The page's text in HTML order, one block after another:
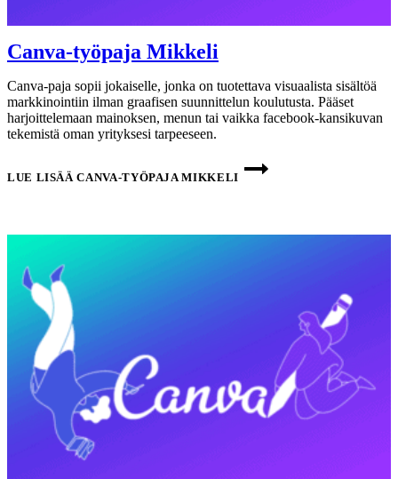
Canva-työpaja Mikkeli
Canva-paja sopii jokaiselle, jonka on tuotettava visuaalista sisältöä
markkinointiin ilman graafisen suunnittelun koulutusta. Pääset
harjoittelemaan mainoksen, menun tai vaikka facebook-kansikuvan
tekemistä oman yrityksesi tarpeeseen.
LUE LISÄÄCANVA-TYÖPAJA MIKKELI